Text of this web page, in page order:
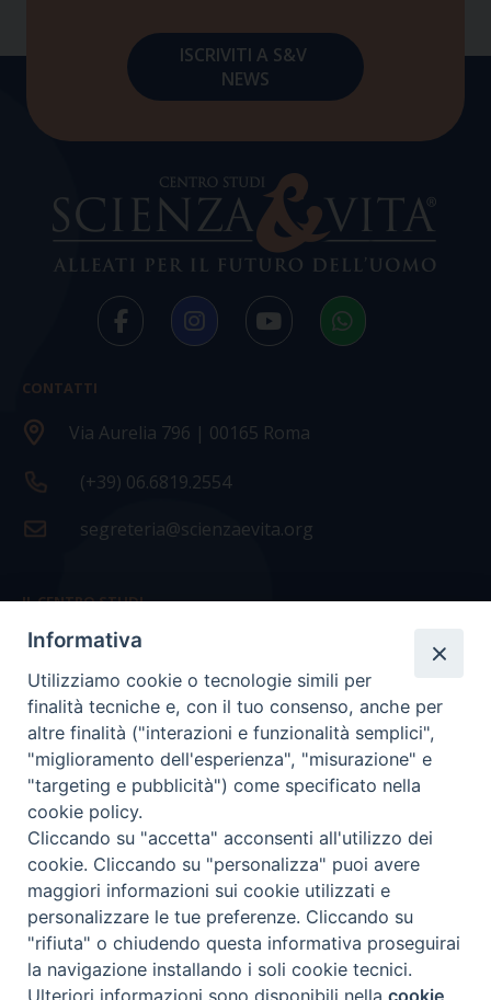
CONTATTI
Via Aurelia 796 | 00165 Roma
(+39) 06.6819.2554
segreteria@scienzaevita.org
IL CENTRO STUDI
La nostra storia
Statuto
Presidenza e ufficio presidenza
Consiglio scientifico
Coordinamento nazionale
COPYRIGHT Scienza & Vita - C.F96600690588- Tutti i
diritti -Privacy- Credits
Informativa
Utilizziamo cookie o tecnologie simili per
finalità tecniche e, con il tuo consenso, anche per
altre finalità ("interazioni e funzionalità semplici",
"miglioramento dell'esperienza", "misurazione" e
"targeting e pubblicità") come specificato nella
cookie policy.
Cliccando su "accetta" acconsenti all'utilizzo dei
cookie. Cliccando su "personalizza" puoi avere
maggiori informazioni sui cookie utilizzati e
personalizzare le tue preferenze. Cliccando su
"rifiuta" o chiudendo questa informativa proseguirai
la navigazione installando i soli cookie tecnici.